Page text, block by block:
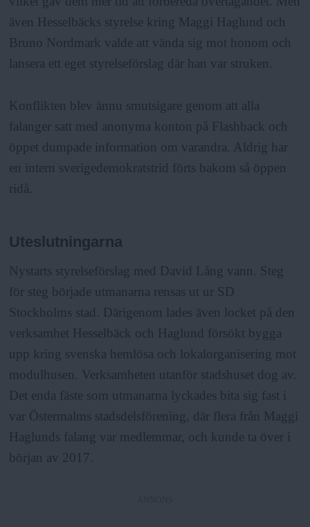
även Hesselbäcks styrelse kring Maggi Haglund och
Bruno Nordmark valde att vända sig mot honom och
lansera ett eget styrelseförslag där han var struken.
Konflikten blev ännu smutsigare genom att alla
falanger satt med anonyma konton på Flashback och
öppet dumpade information om varandra. Aldrig har
en intern sverigedemokratstrid förts bakom så öppen
ridå.
Uteslutningarna
Nystarts styrelseförslag med David Lång vann. Steg
för steg började utmanarna rensas ut ur SD
Stockholms stad. Därigenom lades även locket på den
verksamhet Hesselbäck och Haglund försökt bygga
upp kring svenska hemlösa och lokalorganisering mot
modulhusen. Verksamheten utanför stadshuset dog av.
Det enda fäste som utmanarna lyckades bita sig fast i
var Östermalms stadsdelsförening, där flera från Maggi
Haglunds falang var medlemmar, och kunde ta över i
början av 2017.